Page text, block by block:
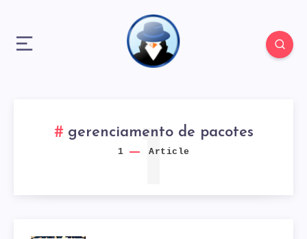
gerenciamento de pacotes
1 Article
1